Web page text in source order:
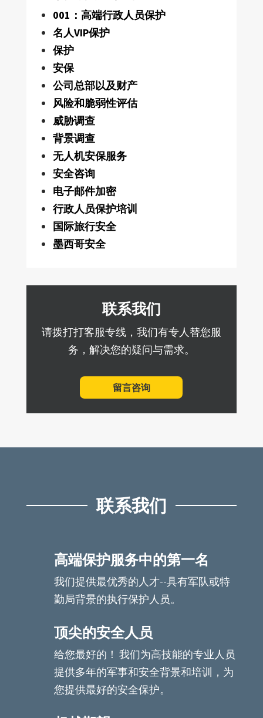
001：高端行政人员保护
名人VIP保护
保护
安保
公司总部以及财产
风险和脆弱性评估
威胁调查
背景调查
无人机安保服务
安全咨询
电子邮件加密
行政人员保护培训
国际旅行安全
墨西哥安全
联系我们
请拨打打客服专线，我们有专人替您服
务，解决您的疑问与需求。
留言咨询
联系我们
高端保护服务中的第一名
我们提供最优秀的人才--具有军队或特
勤局背景的执行保护人员。
顶尖的安全人员
给您最好的！ 我们为高技能的专业人员
提供多年的军事和安全背景和培训，为
您提供最好的安全保护。